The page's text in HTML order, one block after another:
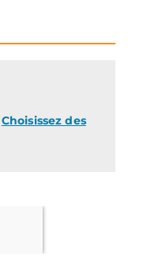
Choisissez des